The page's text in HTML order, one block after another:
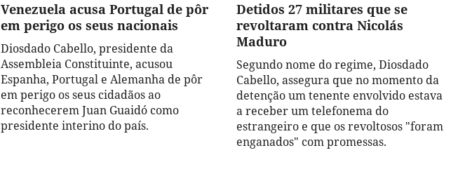
Venezuela acusa Portugal de pôr
em perigo os seus nacionais
Diosdado Cabello, presidente da
Assembleia Constituinte, acusou
Espanha, Portugal e Alemanha de pôr
em perigo os seus cidadãos ao
reconhecerem Juan Guaidó como
presidente interino do país.
Detidos 27 militares que se
revoltaram contra Nicolás
Maduro
Segundo nome do regime, Diosdado
Cabello, assegura que no momento da
detenção um tenente envolvido estava
a receber um telefonema do
estrangeiro e que os revoltosos "foram
enganados" com promessas.